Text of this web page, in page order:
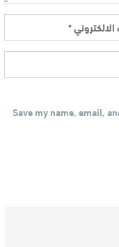
Save my name, email,